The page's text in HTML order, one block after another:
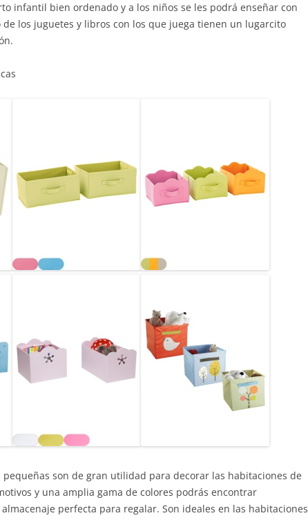
infantil bien ordenado y a los niños se les podrá enseñar con
de los juguetes y libros con los que juega tienen un lugarcito
pequeñas son de gran utilidad para decorar las habitaciones de
y una amplia gama de colores podrás encontrar
perfecta para regalar. Son ideales en las habitaciones